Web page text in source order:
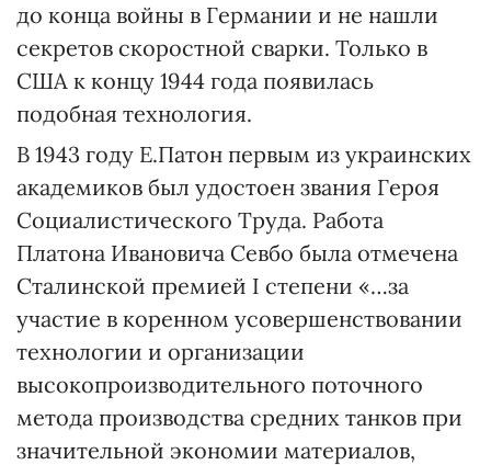
до конца войны в Германии и не нашли
секретов скоростной сварки. Только в
США к концу 1944 года появилась
подобная технология.
В 1943 году Е.Патон первым из украинских
академиков был удостоен звания Героя
Социалистического Труда. Работа
Платона Ивановича Севбо была отмечена
Сталинской премией I степени «…за
участие в коренном усовершенствовании
технологии и организации
высокопроизводительного поточного
метода производства средних танков при
значительной экономии материалов,